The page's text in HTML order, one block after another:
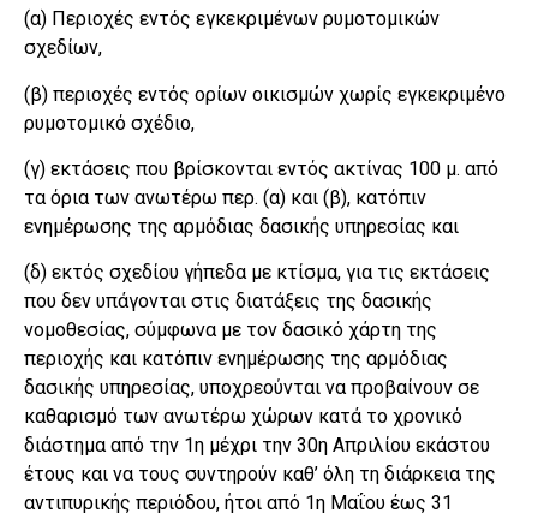
(α) Περιοχές εντός εγκεκριμένων ρυμοτομικών
σχεδίων,
(β) περιοχές εντός ορίων οικισμών χωρίς εγκεκριμένο
ρυμοτομικό σχέδιο,
(γ) εκτάσεις που βρίσκονται εντός ακτίνας 100 μ. από
τα όρια των ανωτέρω περ. (α) και (β), κατόπιν
ενημέρωσης της αρμόδιας δασικής υπηρεσίας και
(δ) εκτός σχεδίου γήπεδα με κτίσμα, για τις εκτάσεις
που δεν υπάγονται στις διατάξεις της δασικής
νομοθεσίας, σύμφωνα με τον δασικό χάρτη της
περιοχής και κατόπιν ενημέρωσης της αρμόδιας
δασικής υπηρεσίας, υποχρεούνται να προβαίνουν σε
καθαρισμό των ανωτέρω χώρων κατά το χρονικό
διάστημα από την 1η μέχρι την 30η Απριλίου εκάστου
έτους και να τους συντηρούν καθ’ όλη τη διάρκεια της
αντιπυρικής περιόδου, ήτοι από 1η Μαΐου έως 31